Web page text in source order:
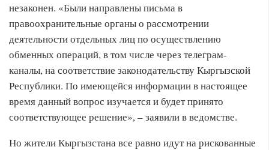
незаконен.​ «Были направлены письма в
правоохранительные органы о рассмотрении
деятельности отдельных лиц по осуществлению
обменных операций, в том числе через телеграм-
каналы, на соответствие законодательству Кыргызской
Республики. По имеющейся информации в настоящее
время данный вопрос изучается и будет принято
соответствующее решение», – заявили в ведомстве.
Но жители Кыргызстана все равно идут на рискованные